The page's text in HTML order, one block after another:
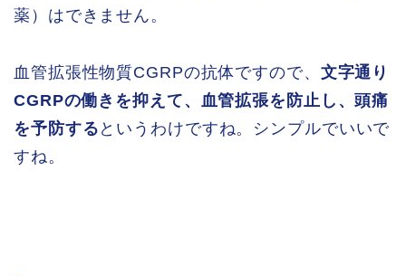
薬）はできません。
血管拡張性物質CGRPの抗体ですので、 文字通り
CGRPの働きを抑えて、血管拡張を防止し、頭痛
を予防する というわけですね。シンプルでいいで
すね。